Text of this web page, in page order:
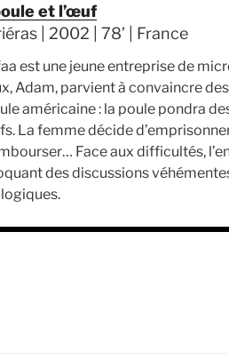
et l’œuf
| 2002 | 78’ | France
est une jeune entreprise de
Adam, parvient à convaincre
américaine : la poule pondra
La femme décide
Face aux difficultés,
des discussions